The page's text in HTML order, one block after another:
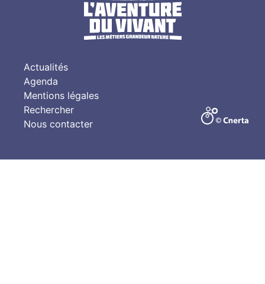
Actualités
Agenda
Mentions légales
Rechercher
Nous contacter